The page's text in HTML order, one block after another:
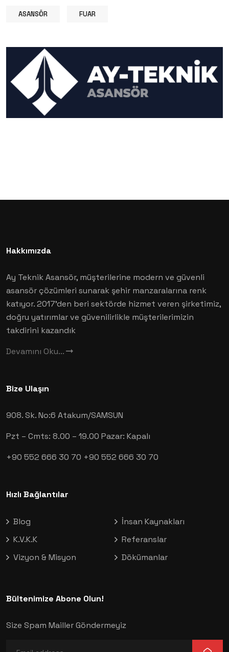
ASANSÖR FUAR
Hakkımızda
Ay Teknik Asansör, müşterilerine modern ve güvenli
asansör çözümleri sunarak şehir manzaralarına renk
katıyor. 2017'den beri sektörde hizmet veren şirketimiz,
doğru yatırımlar ve güvenilirlikle müşterilerimizin
takdirini kazandık
Devamını Oku...
Bize Ulaşın
908. Sk. No:6 Atakum/SAMSUN
Pzt – Cmts: 8.00 – 19.00 Pazar: Kapalı
+90 552 666 30 70 +90 552 666 30 70
Hızlı Bağlantılar
Blog
İnsan Kaynakları
K.V.K.K
Referanslar
Vizyon & Misyon
Dökümanlar
Bültenimize Abone Olun!
Size Spam Mailler Göndermeyiz